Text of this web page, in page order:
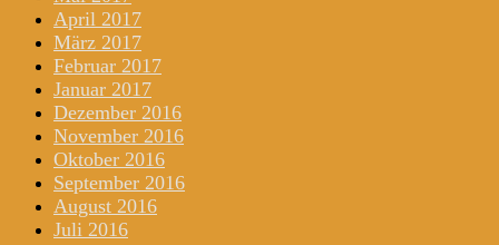
April 2017
März 2017
Februar 2017
Januar 2017
Dezember 2016
November 2016
Oktober 2016
September 2016
August 2016
Juli 2016